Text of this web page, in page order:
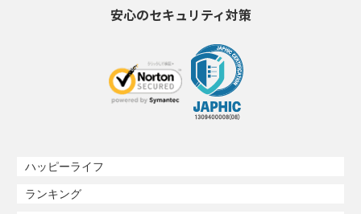
安心のセキュリティ対策
ハッピーライフ
ランキング